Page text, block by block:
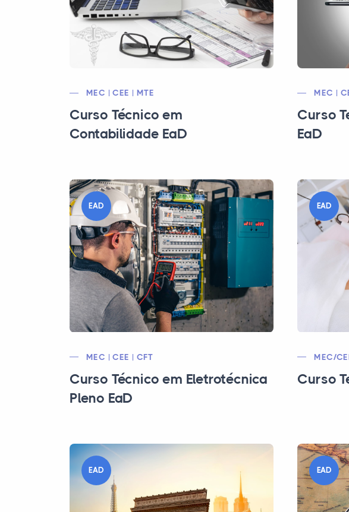
MEC | CEE | MTE
Curso Técnico em
Contabilidade EaD
MEC |
Curso
EaD
EAD
MEC | CEE | CFT
Curso Técnico em Eletrotécnica
Pleno EaD
EAD
MEC/
Curso
EAD EAD